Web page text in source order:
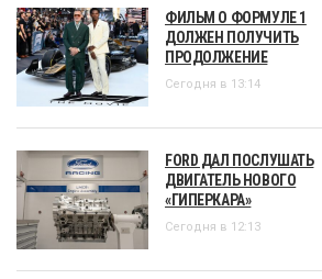
ФИЛЬМ О ФОРМУЛЕ 1
ДОЛЖЕН ПОЛУЧИТЬ
ПРОДОЛЖЕНИЕ
Сегодня в 13:14
FORD ДАЛ ПОСЛУШАТЬ
ДВИГАТЕЛЬ НОВОГО
«ГИПЕРКАРА»
Сегодня в 12:13